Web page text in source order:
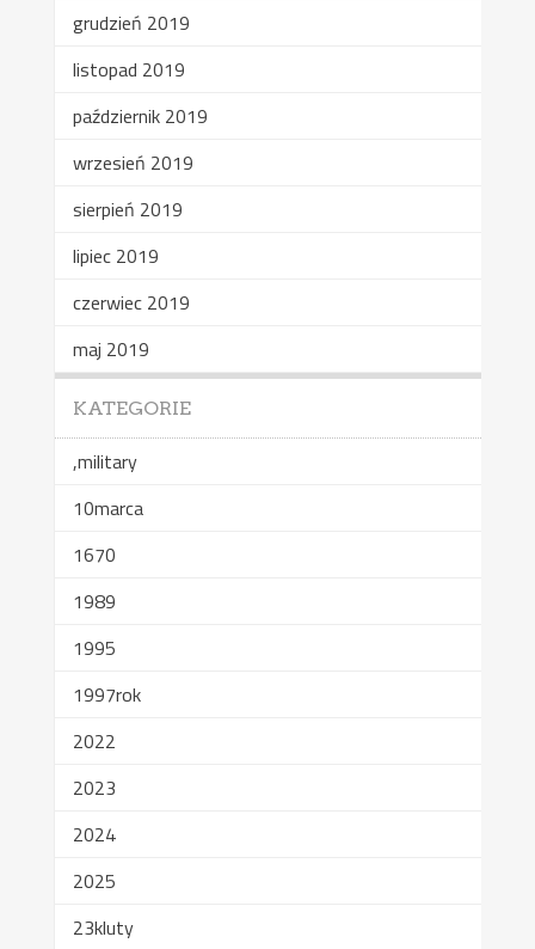
grudzień 2019
listopad 2019
październik 2019
wrzesień 2019
sierpień 2019
lipiec 2019
czerwiec 2019
maj 2019
KATEGORIE
,military
10marca
1670
1989
1995
1997rok
2022
2023
2024
2025
23kluty